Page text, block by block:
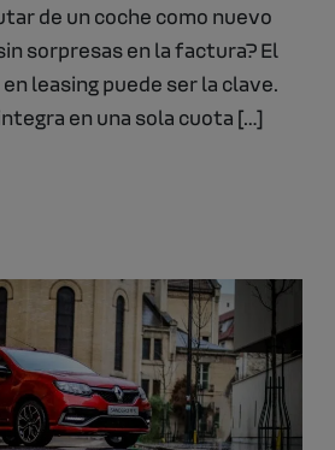
de un coche como nuevo
sorpresas en la factura? El
leasing puede ser la clave.
en una sola cuota […]